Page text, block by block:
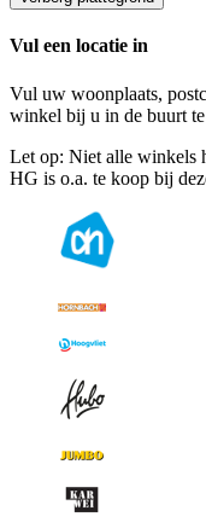
Vul een locatie in
Vul uw woonplaats,
winkel bij u in de buurt
Let op: Niet alle winkels
HG is o.a. te koop bij